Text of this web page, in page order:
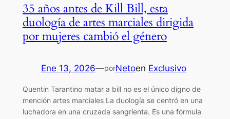
35 años antes de Kill Bill, esta
duología de artes marciales dirigida
por mujeres cambió el género
Ene 13, 2026—porNetoen Exclusivo
Quentin Tarantino matar a bill no es el único digno de
mención artes marciales La duología se centró en una
luchadora en una cruzada sangrienta. Es una fórmula